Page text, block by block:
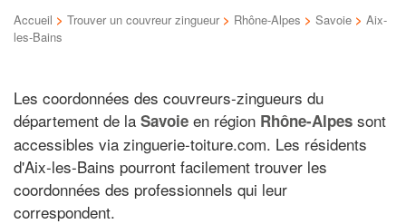
Accueil > Trouver un couvreur zingueur > Rhône-Alpes > Savoie > Aix-
les-Bains
Les coordonnées des couvreurs-zingueurs du
département de la Savoie en région Rhône-Alpes sont
accessibles via zinguerie-toiture.com. Les résidents
d'Aix-les-Bains pourront facilement trouver les
coordonnées des professionnels qui leur
correspondent.